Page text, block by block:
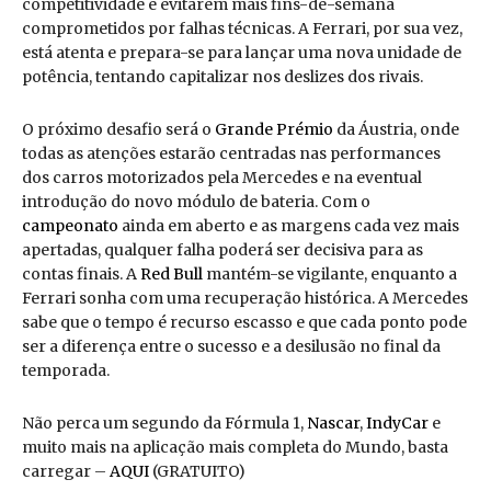
competitividade e evitarem mais fins-de-semana
comprometidos por falhas técnicas. A Ferrari, por sua vez,
está atenta e prepara-se para lançar uma nova unidade de
potência, tentando capitalizar nos deslizes dos rivais.
O próximo desafio será o Grande Prémio da Áustria, onde
todas as atenções estarão centradas nas performances
dos carros motorizados pela Mercedes e na eventual
introdução do novo módulo de bateria. Com o
campeonato ainda em aberto e as margens cada vez mais
apertadas, qualquer falha poderá ser decisiva para as
contas finais. ARed Bull mantém-se vigilante, enquanto a
Ferrari sonha com uma recuperação histórica. A Mercedes
sabe que o tempo é recurso escasso e que cada ponto pode
ser a diferença entre o sucesso e a desilusão no final da
temporada.
Não perca um segundo da Fórmula 1, Nascar,IndyCar e
muito mais na aplicação mais completa do Mundo, basta
carregar – AQUI (GRATUITO)